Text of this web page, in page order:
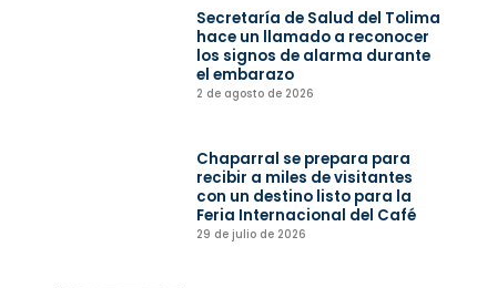
Secretaría de Salud del Tolima
hace un llamado a reconocer
los signos de alarma durante
el embarazo
2 de agosto de 2026
Chaparral se prepara para
recibir a miles de visitantes
con un destino listo para la
Feria Internacional del Café
29 de julio de 2026